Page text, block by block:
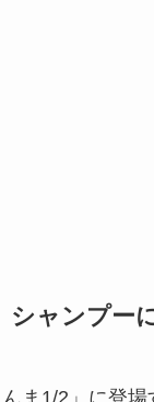
シャンプー